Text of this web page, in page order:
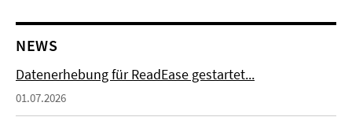
NEWS
Datenerhebung für ReadEase gestartet...
01.07.2026